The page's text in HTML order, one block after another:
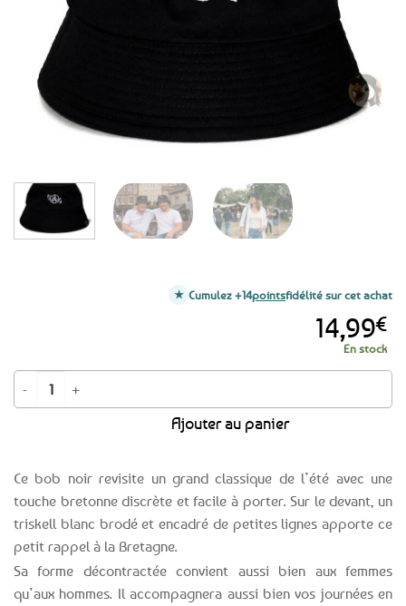
Ce bob noir revisite un grand classique de l’été avec une
touche bretonne discrète et facile à porter. Sur le devant, un
triskell blanc brodé et encadré de petites lignes apporte ce
petit rappel à la Bretagne.
Sa forme décontractée convient aussi bien aux femmes
qu’aux hommes. Il accompagnera aussi bien vos journées en
14,99€
En stock
quantité de Bob noir Bretagne Triskell
Ajouter au panier
Cumulez +14pointsfidélité sur cet achat